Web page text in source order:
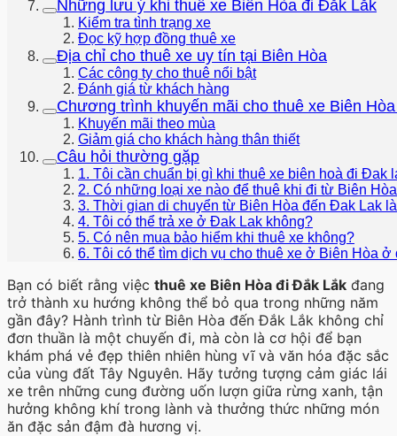
Những lưu ý khi thuê xe Biên Hòa đi Đắk Lắk
Kiểm tra tình trạng xe
Đọc kỹ hợp đồng thuê xe
Địa chỉ cho thuê xe uy tín tại Biên Hòa
Các công ty cho thuê nổi bật
Đánh giá từ khách hàng
Chương trình khuyến mãi cho thuê xe Biên
Khuyến mãi theo mùa
Giảm giá cho khách hàng thân thiết
Câu hỏi thường gặp
1. Tôi cần chuẩn bị gì khi thuê xe biên hoà đi Đak
2. Có những loại xe nào để thuê khi đi từ Biên
3. Thời gian di chuyển từ Biên Hòa đến Đak Lak
4. Tôi có thể trả xe ở Đak Lak không?
5. Có nên mua bảo hiểm khi thuê xe không?
6. Tôi có thể tìm dịch vụ cho thuê xe ở Biên Hòa ở
Bạn có biết rằng việc thuê xe Biên Hòa đi Đắk Lắk đang
trở thành xu hướng không thể bỏ qua trong những năm
gần đây? Hành trình từ Biên Hòa đến Đắk Lắk không chỉ
đơn thuần là một chuyến đi, mà còn là cơ hội để bạn
khám phá vẻ đẹp thiên nhiên hùng vĩ và văn hóa đặc sắc
của vùng đất Tây Nguyên. Hãy tưởng tượng cảm giác lái
xe trên những cung đường uốn lượn giữa rừng xanh, tận
hưởng không khí trong lành và thưởng thức những món
ăn đặc sản đậm đà hương vị.